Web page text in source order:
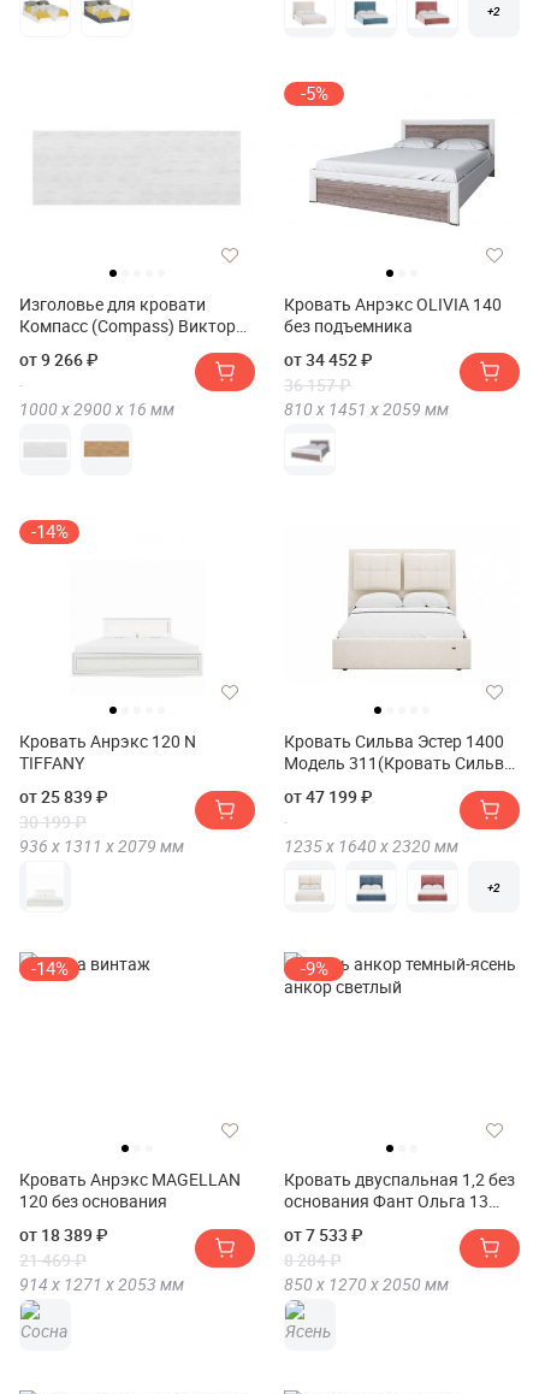
+2
Изголовье для кровати
Компасс (Compass) Виктория
от 9 266 ₽
1000 х 2900 х 16 мм
-5%
Кровать Анрэкс OLIVIA 140
без подъемника
от 34 452 ₽
36 157 ₽
810 х 1451 х 2059 мм
-14%
Кровать Анрэкс 120 N
TIFFANY
от 25 839 ₽
30 199 ₽
936 х 1311 х2079 мм
Кровать Сильва Эстер 1400
Модель 311(Кровать Сильва
от 47 199 ₽
1235 х 1640 х2320 мм
+2
-14%
Кровать Анрэкс MAGELLAN
120 без основания
от 18 389 ₽
21 469 ₽
914 х 1271 х2053 мм
-9%
Кровать двуспальная 1,2 без
основания Фант Ольга 13
1,2 без основания FANT
Ольга 13 ЛДСП)
от 7 533 ₽
8 284 ₽
850 х 1270 х2050 мм